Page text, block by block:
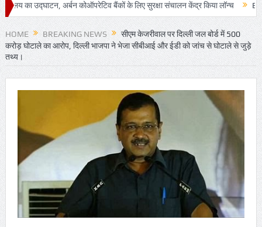
अर्बन कोऑपरेटिव बैंकों के लिए सुरक्षा संचालन केंद्र किया लॉन्च BMC
HOME BREAKING NEWS
सीएम केजरीवाल पर दिल्ली जल बोर्ड में 500
करोड़ घोटाले का आरोप, दिल्ली भाजपा ने भेजा सीबीआई और ईडी को जांच से घोटाले से जुड़े
तथ्य।